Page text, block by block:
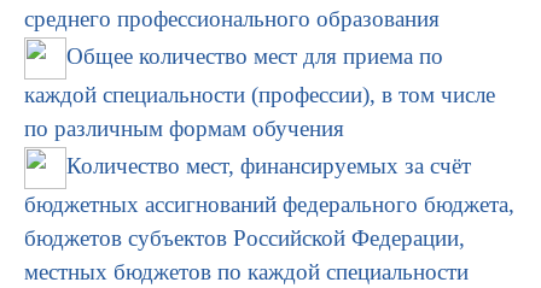
среднего профессионального образования
Общее количество мест для приема по
каждой специальности (профессии), в том числе
по различным формам обучения
Количество мест, финансируемых за счёт
бюджетных ассигнований федерального бюджета,
бюджетов субъектов Российской Федерации,
местных бюджетов по каждой специальности